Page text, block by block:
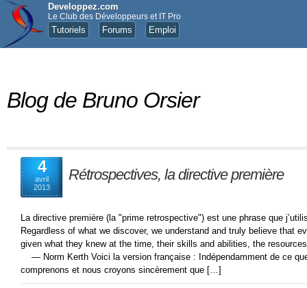
Developpez.com
Le Club des Développeurs et IT Pro
Tutoriels Forums Emploi
Blog de Bruno Orsier
4
avril
2013
Rétrospectives, la directive première
La directive première (la "prime retrospective") est une phrase que
Regardless of what we discover, we understand and truly believe that
given what they knew at the time, their skills and abilities, the
— Norm Kerth Voici la version française : Indépendamment de ce
comprenons et nous croyons sincèrement que […]